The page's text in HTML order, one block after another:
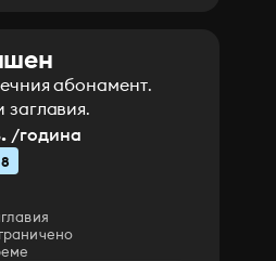
абонамент.
заглавия.
/година